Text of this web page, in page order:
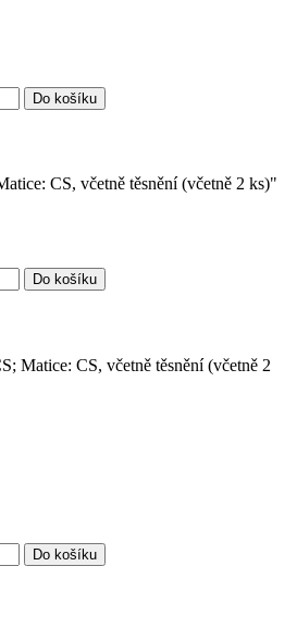
Do košíku
CS, včetně těsnění (včetně 2 ks)"
Do košíku
Matice: CS, včetně těsnění (včetně 2
Do košíku